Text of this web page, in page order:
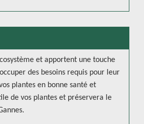
et apportent une touche
des besoins requis pour leur
plantes en bonne santé et
de vos plantes et préservera le